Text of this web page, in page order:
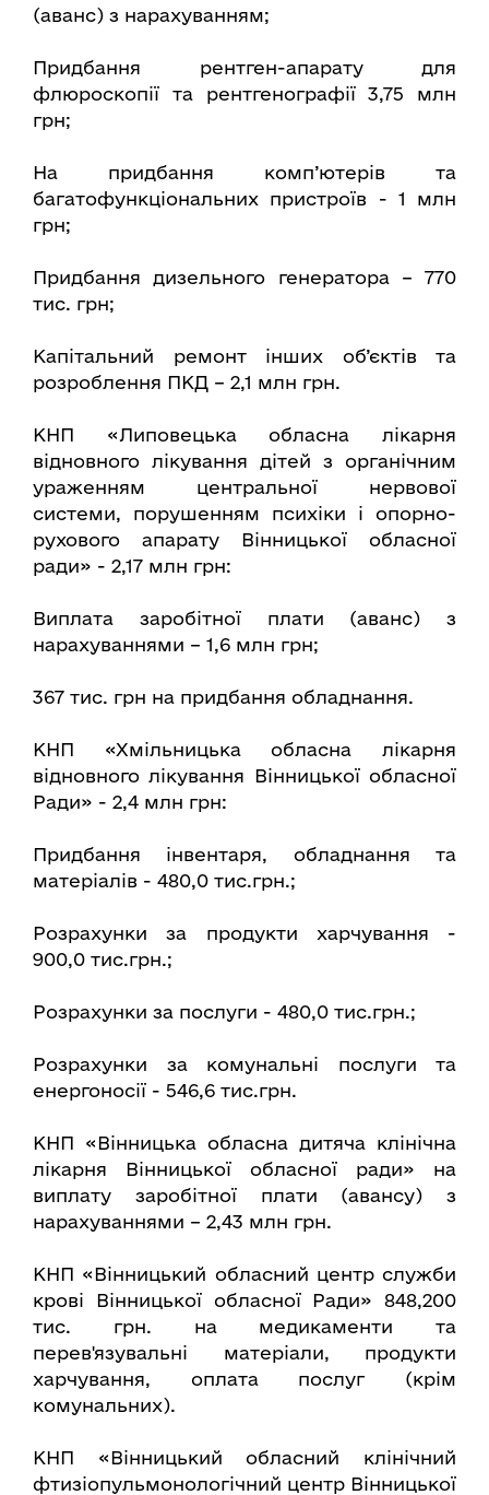
(аванс) з нарахуванням;
Придбання рентген-апарату для
флюроскопії та рентгенографії 3,75 млн
грн;
На придбання комп’ютерів та
багатофункціональних пристроїв - 1 млн
грн;
Придбання дизельного генератора – 770
тис. грн;
Капітальний ремонт інших об’єктів та
розроблення ПКД – 2,1 млн грн.
КНП «Липовецька обласна лікарня
відновного лікування дітей з органічним
ураженням центральної нервової
системи, порушенням психіки і опорно-
рухового апарату Вінницької обласної
ради» - 2,17 млн грн:
Виплата заробітної плати (аванс) з
нарахуваннями – 1,6 млн грн;
367 тис. грн на придбання обладнання.
КНП «Хмільницька обласна лікарня
відновного лікування Вінницької обласної
Ради» - 2,4 млн грн:
Придбання інвентаря, обладнання та
матеріалів - 480,0 тис.грн.;
Розрахунки за продукти харчування -
900,0 тис.грн.;
Розрахунки за послуги - 480,0 тис.грн.;
Розрахунки за комунальні послуги та
енергоносії - 546,6 тис.грн.
КНП «Вінницька обласна дитяча клінічна
лікарня Вінницької обласної ради» на
виплату заробітної плати (авансу) з
нарахуваннями – 2,43 млн грн.
КНП «Вінницький обласний центр служби
крові Вінницької обласної Ради» 848,200
тис. грн. на медикаменти та
перев'язувальні матеріали, продукти
харчування, оплата послуг (крім
комунальних).
КНП «Вінницький обласний клінічний
фтизіопульмонологічний центр Вінницької